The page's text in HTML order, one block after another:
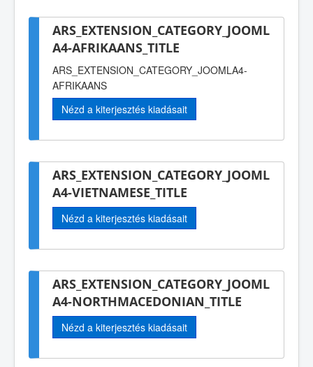
ARS_EXTENSION_CATEGORY_JOOML
A4-AFRIKAANS_TITLE
ARS_EXTENSION_CATEGORY_JOOMLA4-
AFRIKAANS
Nézd a kiterjesztés kiadásait
ARS_EXTENSION_CATEGORY_JOOML
A4-VIETNAMESE_TITLE
Nézd a kiterjesztés kiadásait
ARS_EXTENSION_CATEGORY_JOOML
A4-NORTHMACEDONIAN_TITLE
Nézd a kiterjesztés kiadásait